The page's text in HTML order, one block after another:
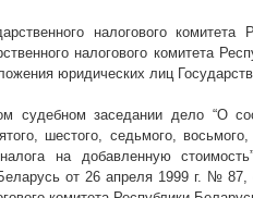
налогового
налогового комитета
юридических лиц
судебном заседании дело “О
шестого, седьмого,
на добавленную
от 26 апреля 1999 г. № 87,